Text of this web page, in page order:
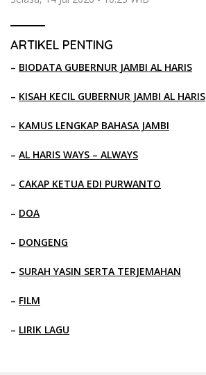
ARTIKEL PENTING
– BIODATA GUBERNUR JAMBI AL HARIS
– KISAH KECIL GUBERNUR JAMBI AL HARIS
– KAMUS LENGKAP BAHASA JAMBI
– AL HARIS WAYS – ALWAYS
– CAKAP KETUA EDI PURWANTO
– DOA
– DONGENG
– SURAH YASIN SERTA TERJEMAHAN
– FILM
– LIRIK LAGU